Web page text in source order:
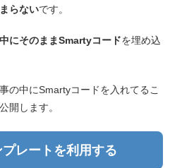
らないです。
にそのままSmartyコードを埋め込
の中にSmartyコードを入れてるこ
開します。
レートを利用する